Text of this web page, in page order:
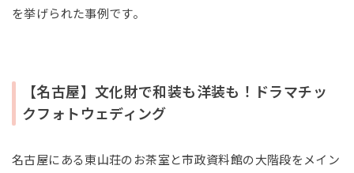
を挙げられた事例です。
【名古屋】文化財で和装も洋装も！ドラマチッ
クフォトウェディング
名古屋にある東山荘のお茶室と市政資料館の大階段をメイン